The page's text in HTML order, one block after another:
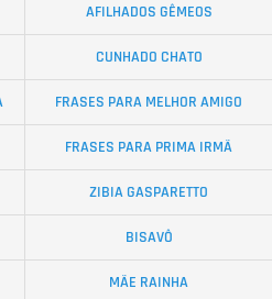
AFILHADOS GÊMEOS
CUNHADO CHATO
FRASES PARA MELHOR AMIGO
FRASES PARA PRIMA IRMÃ
ZIBIA GASPARETTO
BISAVÔ
MÃE RAINHA